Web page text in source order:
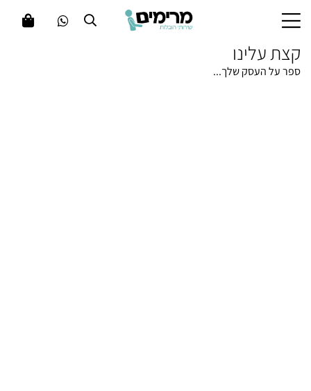
קצת עלינו
ספר על העסק שלך...